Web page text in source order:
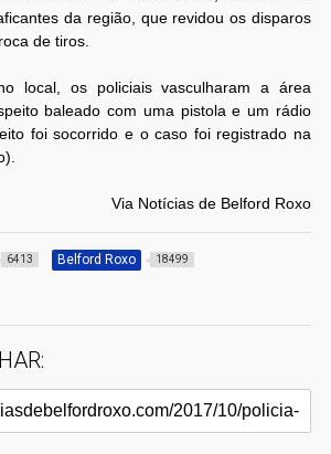
da região, que revidou os disparos
de tiros.
local, os policiais vasculharam a área
baleado com uma pistola e um rádio
foi socorrido e o caso foi registrado na
Via Notícias de Belford Roxo
6413 Belford Roxo 18499